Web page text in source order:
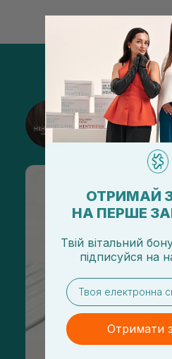
Подписаться
ОТРИМАЙ
НА ПЕРШЕ
Твій вітальний
підписуйся на
email
Отримати